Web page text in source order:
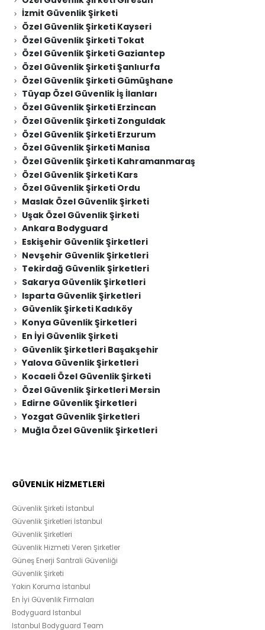
İzmit Güvenlik Şirketi
Özel Güvenlik Şirketi Kayseri
Özel Güvenlik Şirketi Tokat
Özel Güvenlik Şirketi Gaziantep
Özel Güvenlik Şirketi Şanlıurfa
Özel Güvenlik Şirketi Gümüşhane
Tüyap Özel Güvenlik İş İlanları
Özel Güvenlik Şirketi Erzincan
Özel Güvenlik Şirketi Zonguldak
Özel Güvenlik Şirketi Erzurum
Özel Güvenlik Şirketi Manisa
Özel Güvenlik Şirketi Kahramanmaraş
Özel Güvenlik Şirketi Kars
Özel Güvenlik Şirketi Ordu
Maslak Özel Güvenlik Şirketi
Uşak Özel Güvenlik Şirketi
Ankara Bodyguard
Eskişehir Güvenlik Şirketleri
Nevşehir Güvenlik Şirketleri
Tekirdağ Güvenlik Şirketleri
Sakarya Güvenlik Şirketleri
Isparta Güvenlik Şirketleri
Güvenlik Şirketi Kadıköy
Konya Güvenlik Şirketleri
En İyi Güvenlik Şirketi
Güvenlik Şirketleri Başakşehir
Yalova Güvenlik Şirketleri
Kocaeli Özel Güvenlik Şirketi
Özel Güvenlik Şirketleri Mersin
Edirne Güvenlik Şirketleri
Yozgat Güvenlik Şirketleri
Muğla Özel Güvenlik Şirketleri
GÜVENLİK HİZMETLERİ
Güvenlik Şirketi İstanbul
Güvenlik Şirketleri İstanbul
Güvenlik Şirketleri
Güvenlik Hizmeti Veren Şirketler
Güneş Enerji Santrali Güvenliği
Güvenlik Şirketi
Yakın Koruma İstanbul
En İyi Güvenlik Firmaları
Bodyguard Istanbul
Istanbul Bodyguard Team